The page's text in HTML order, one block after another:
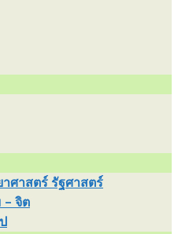
าศาสตร์ รัฐศาสตร์
– จิต